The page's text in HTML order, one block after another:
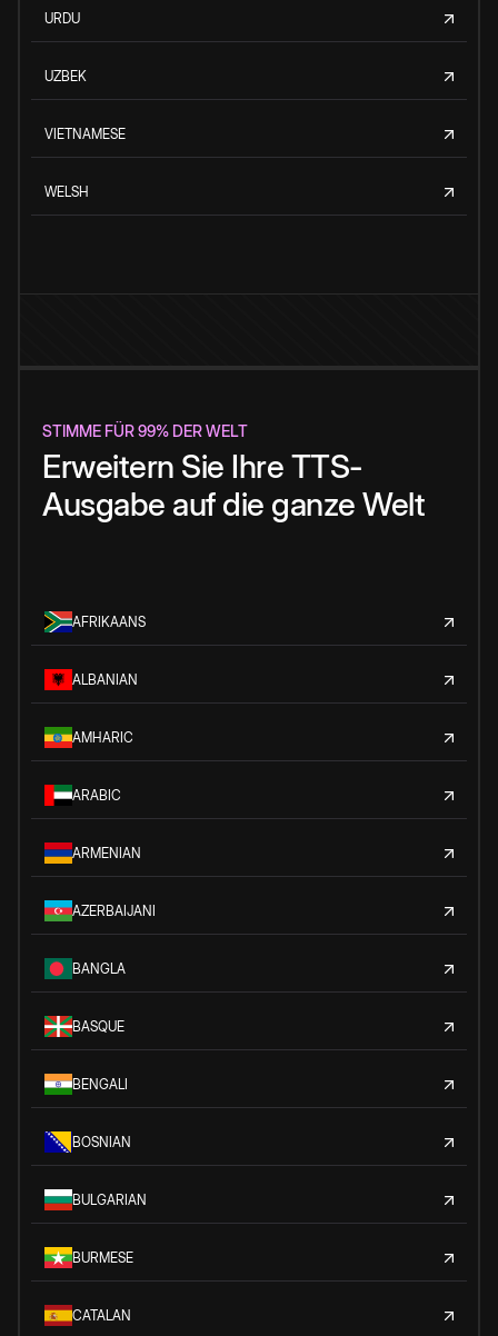
URDU
UZBEK
VIETNAMESE
WELSH
STIMME FÜR 99% DER WELT
Erweitern Sie Ihre TTS-
Ausgabe auf die ganze Welt
AFRIKAANS
ALBANIAN
AMHARIC
ARABIC
ARMENIAN
AZERBAIJANI
BANGLA
BASQUE
BENGALI
BOSNIAN
BULGARIAN
BURMESE
CATALAN